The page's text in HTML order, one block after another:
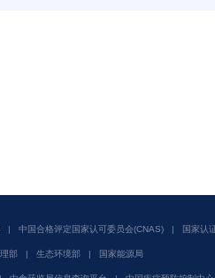
|中国合格评定国家认可委员会(CNAS) | 国家认
部 |生态环境部 | 国家能源局